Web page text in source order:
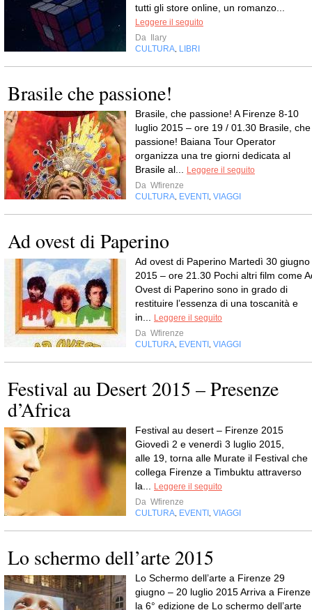
tutti gli store online, un romanzo...
Leggere il seguito
Da
Ilary
CULTURA LIBRI
Brasile che passione!
Brasile, che passione! A Firenze 8-10
luglio 2015 – ore 19 / 01.30 Brasile, che
passione! Baiana Tour Operator
organizza una tre giorni dedicata al
Brasile al...
Leggere il seguito
Da Wfirenze
CULTURA EVENTI VIAGGI
Ad ovest di Paperino
Ad ovest di Paperino Martedì 30 giugno
2015 – ore 21.30 Pochi altri film come
Ovest di Paperino sono in grado di
restituire l’essenza di una toscanità e
in...
Leggere il seguito
Da Wfirenze
CULTURA EVENTI VIAGGI
Festival au Desert 2015 – Presenze
d’Africa
Festival au desert – Firenze 2015
Giovedì 2 e venerdì 3 luglio 2015,
alle 19, torna alle Murate il Festival che
collega Firenze a Timbuktu attraverso
la...
Leggere il seguito
Da Wfirenze
CULTURA EVENTI VIAGGI
Lo schermo dell’arte 2015
Lo Schermo dell’arte a Firenze 29
giugno – 20 luglio 2015 Arriva a Firenze
la 6° edizione de Lo schermo dell’arte